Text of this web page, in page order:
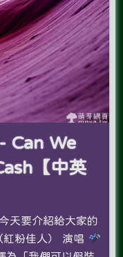
Can We
【中英
天要介紹給大家的
紅粉佳人） 演唱